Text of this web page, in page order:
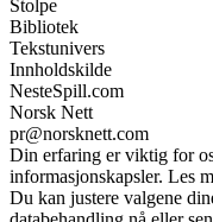
Stolpe
Bibliotek
Tekstunivers
Innholdskilde
NesteSpill.com
Norsk Nett
pr@norsknett.com
Din erfaring er viktig for
informasjonskapsler. Les
Du kan justere valgene